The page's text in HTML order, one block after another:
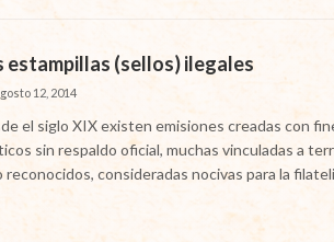
estampillas (sellos) ilegales
12, 2014
el siglo XIX existen emisiones creadas con
sin respaldo oficial, muchas vinculadas a
reconocidos, consideradas nocivas para la